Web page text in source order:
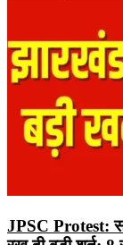
JPSC Protest: